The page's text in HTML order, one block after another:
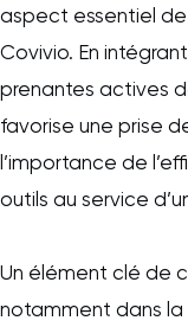
aspect essentiel
Covivio. En
prenantes actives
favorise une prise
l’importance de
outils au service
Un élément clé de
notamment dans